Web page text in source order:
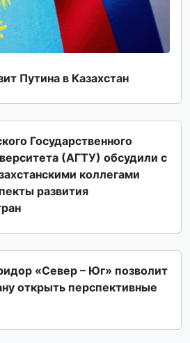
Путина в Казахстан
Государственного
(АГТУ) обсудили с
коллегами
развития
«Север – Юг» позволит
открыть перспективные